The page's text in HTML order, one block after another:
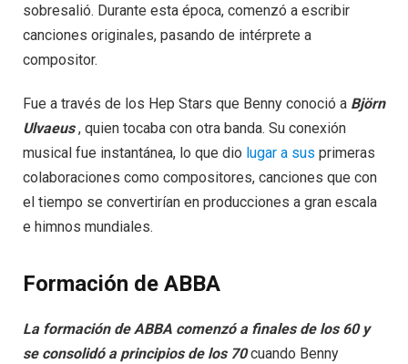
sobresalió. Durante esta época, comenzó a escribir
canciones originales, pasando de intérprete a
compositor.
Fue a través de los Hep Stars que Benny conoció a Björn
Ulvaeus, quien tocaba con otra banda. Su conexión
musical fue instantánea, lo que dio lugar a sus primeras
colaboraciones como compositores, canciones que con
el tiempo se convertirían en producciones a gran escala
e himnos mundiales.
Formación de ABBA
La formación de ABBA comenzó a finales de los 60 y
se consolidó a principios de los 70cuando Benny